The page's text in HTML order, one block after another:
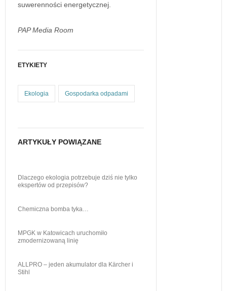
suwerenności energetycznej.
PAP Media Room
ETYKIETY
Ekologia Gospodarka odpadami
ARTYKUŁY POWIĄZANE
Dlaczego ekologia potrzebuje dziś nie tylko
ekspertów od przepisów?
Chemiczna bomba tyka…
MPGK w Katowicach uruchomiło
zmodernizowaną linię
ALLPRO – jeden akumulator dla Kärcher i
Stihl